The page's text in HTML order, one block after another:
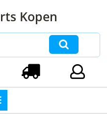
Kopen